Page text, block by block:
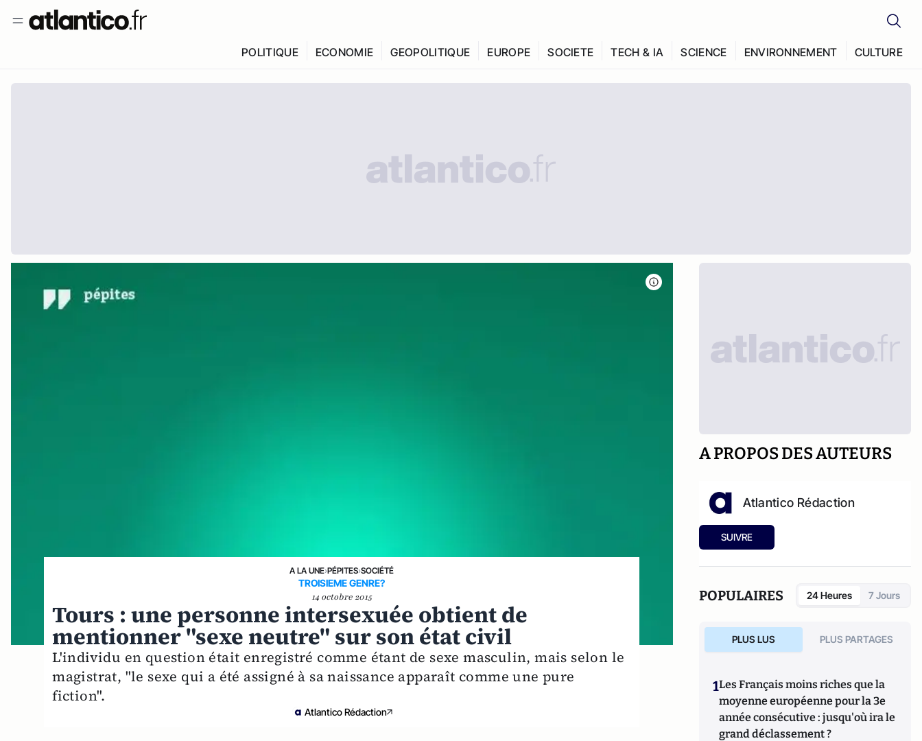
POLITIQUE ECONOMIE GEOPOLITIQUE EUROPE SOCIETE TECH & IA SCIENCE ENVIRONNEMENT CULTURE
A LA UNE›PÉPITES›SOCIÉTÉ
TROISIEME GENRE?
14 octobre 2015
Tours : une personne intersexuée obtient de
mentionner "sexe neutre" sur son état civil
L'individu en question était enregistré comme étant de sexe masculin, mais selon le
magistrat, "le sexe qui a été assigné à sa naissance apparaît comme une pure
fiction".
Atlantico Rédaction
A PROPOS DES AUTEURS
Atlantico Rédaction
SUIVRE
POPULAIRES 24 Heures 7 Jours
PLUS LUS PLUS PARTAGES
1Les Français moins riches que la
moyenne européenne pour la 3e
année consécutive : jusqu'où ira le
grand déclassement ?